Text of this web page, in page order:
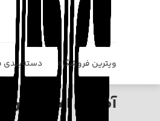
ویترین فروشگاه دسته‌بندی
آموزش اسکیت‌برد